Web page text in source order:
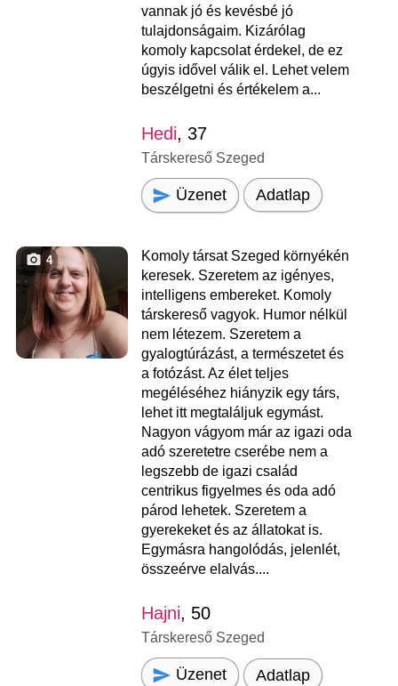
vannak jó és kevésbé jó
tulajdonságaim. Kizárólag
komoly kapcsolat érdekel, de ez
úgyis idővel válik el. Lehet velem
beszélgetni és értékelem a...
Hedi, 37
Társkereső Szeged
Üzenet Adatlap
4
Komoly társat Szeged környékén
keresek. Szeretem az igényes,
intelligens embereket. Komoly
társkereső vagyok. Humor nélkül
nem létezem. Szeretem a
gyalogtúrázást, a természetet és
a fotózást. Az élet teljes
megéléséhez hiányzik egy társ,
lehet itt megtaláljuk egymást.
Nagyon vágyom már az igazi oda
adó szeretetre cserébe nem a
legszebb de igazi család
centrikus figyelmes és oda adó
párod lehetek. Szeretem a
gyerekeket és az állatokat is.
Egymásra hangolódás, jelenlét,
összeérve elalvás....
Hajni, 50
Társkereső Szeged
Üzenet Adatlap